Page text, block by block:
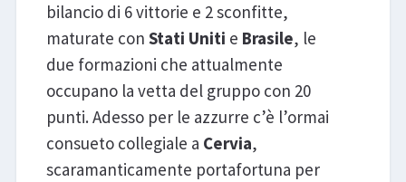
bilancio di 6 vittorie e 2 sconfitte,
maturate con Stati Uniti e Brasile, le
due formazioni che attualmente
occupano la vetta del gruppo con 20
punti. Adesso per le azzurre c’è l’ormai
consueto collegiale a Cervia,
scaramanticamente portafortuna per